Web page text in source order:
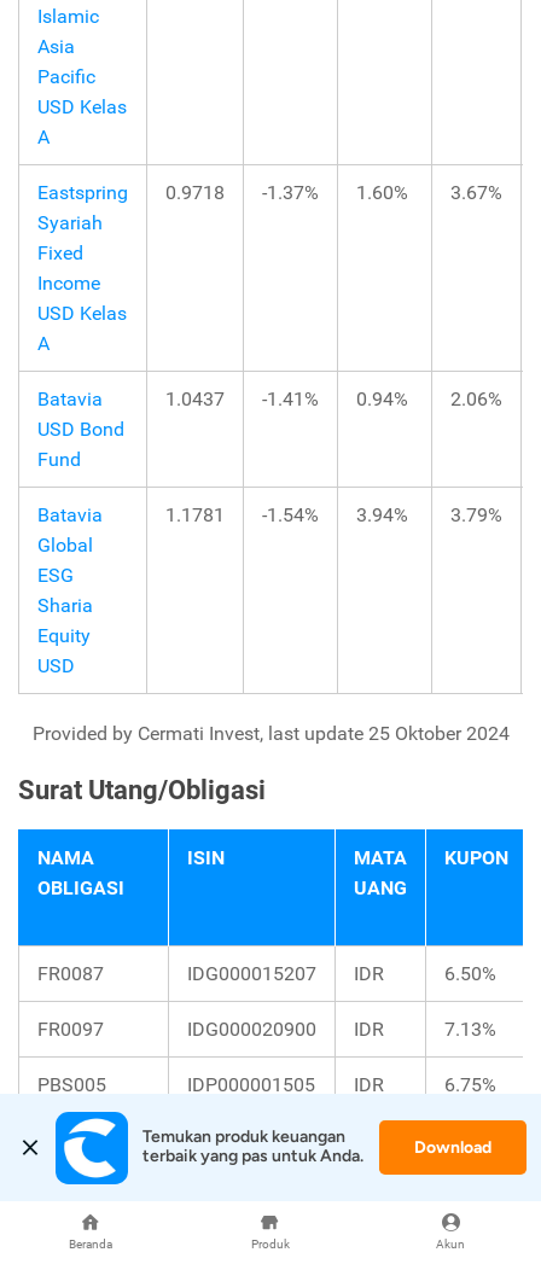
Beranda Produk Akun
Islamic
Asia
Pacific
USD Kelas
A
Eastspring
Syariah
Fixed
Income
USD Kelas
A
0.9718 -1.37% 1.60% 3.67%
Batavia
USD Bond
Fund
1.0437 -1.41% 0.94% 2.06%
Batavia
Global
ESG
Sharia
Equity
USD
1.1781 -1.54% 3.94% 3.79%
Provided by Cermati Invest, last update 25 Oktober 2024
Surat Utang/Obligasi
NAMA
OBLIGASI
ISIN
MATA
UANG
KUPON
FR0087 IDG000015207 IDR 6.50%
FR0097 IDG000020900 IDR 7.13%
PBS005 IDP000001505 IDR 6.75%
INKP01CCN1 IDA0001069C2 11.00%
Temukan produk keuangan
terbaik yang pas untuk Anda.
Download